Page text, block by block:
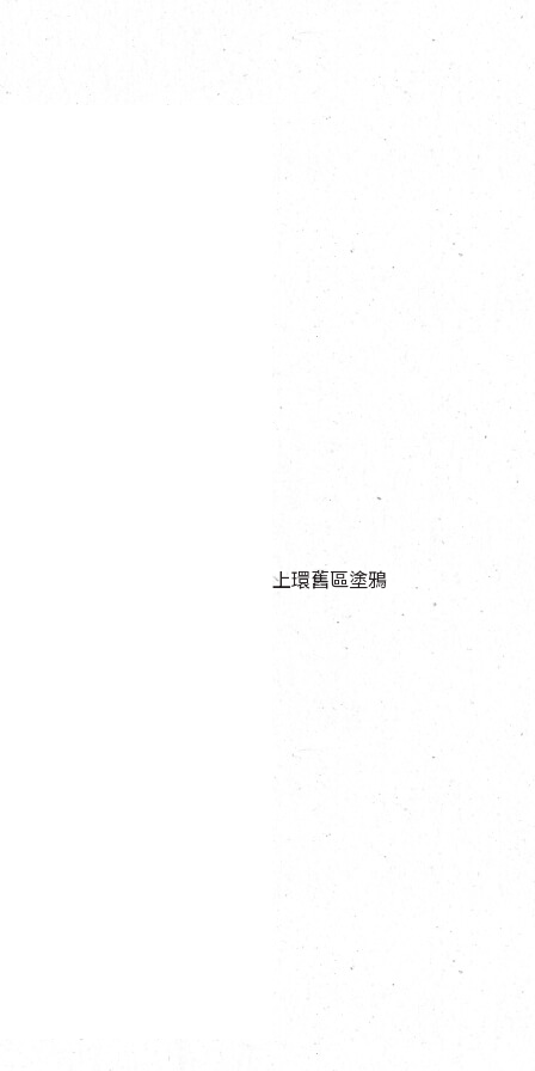
上環舊區塗鴉